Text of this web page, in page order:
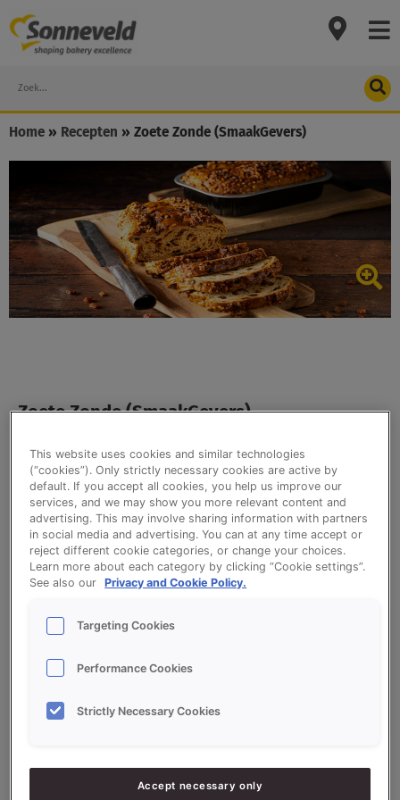
to
content
Search
Home » Recepten » Zoete Zonde (SmaakGevers)
Zoete Zonde (SmaakGevers)
Zoete Zonde op basis van Sonnetmix Inverno.
Ingrediëntenlijst
Ingrediënten:
800
Water ca.
This website uses cookies and similar technologies
(“cookies”). Only strictly necessary cookies are active by
default. If you accept all cookies, you help us improve our
services, and we may show you more relevant content and
advertising. This may involve sharing information with partners
in social media and advertising. You can at any time accept or
reject different cookie categories, or change your choices.
Learn more about each category by clicking “Cookie settings”.
See also our
Privacy and Cookie Policy.
Targeting Cookies
Performance Cookies
Strictly Necessary Cookies
Accept necessary only